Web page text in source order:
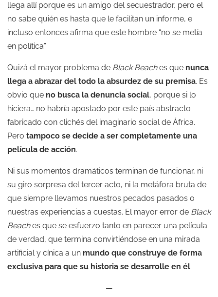
llega allí porque es un amigo del secuestrador, pero el
no sabe quién es hasta que le facilitan un informe, e
incluso entonces afirma que este hombre “no se metía
en política”.
Quizá el mayor problema de Black Beaches que nunca
llega a abrazar del todo la absurdez de su premisa. Es
obvio que no busca la denuncia social, porque si lo
hiciera… no habría apostado por este país abstracto
fabricado con clichés del imaginario social de África.
Pero tampoco se decide a ser completamente una
película de acción.
Ni sus momentos dramáticos terminan de funcionar, ni
su giro sorpresa del tercer acto, ni la metáfora bruta de
que siempre llevamos nuestros pecados pasados o
nuestras experiencias a cuestas. El mayor error de Black
Beaches que se esfuerzo tanto en parecer una película
de verdad, que termina convirtiéndose en una mirada
artificial y cínica a un mundo que construye de forma
exclusiva para que su historia se desarrolle en él.
—